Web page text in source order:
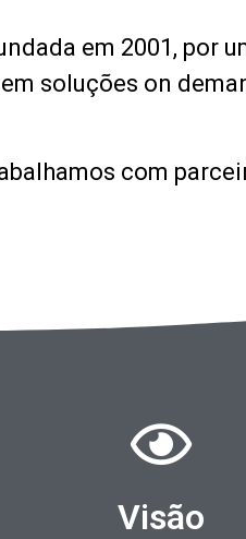
em 2001, por
em soluções on
com
Visão